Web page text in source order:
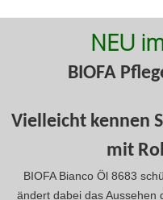
NEU
BIOFA
Vielleicht kennen
mit
BIOFA Bianco Öl 8683
ändert dabei das Aussehen